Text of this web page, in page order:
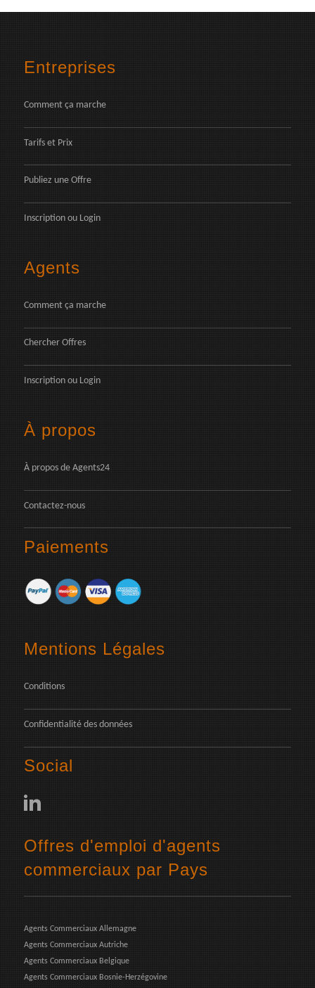
Entreprises
Comment ça marche
Tarifs et Prix
Publiez une Offre
Inscription ou Login
Agents
Comment ça marche
Chercher Offres
Inscription ou Login
À propos
À propos de Agents24
Contactez-nous
Paiements
Mentions Légales
Conditions
Confidentialité des données
Social
Offres d'emploi d'agents
commerciaux par Pays
Agents Commerciaux Allemagne
Agents Commerciaux Autriche
Agents Commerciaux Belgique
Agents Commerciaux Bosnie-Herzégovine